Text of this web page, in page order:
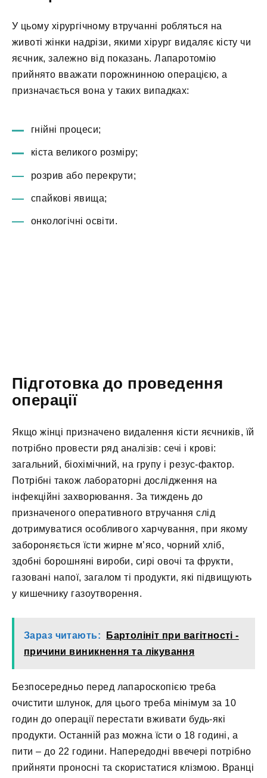
У цьому хірургічному втручанні робляться на
животі жінки надрізи, якими хірург видаляє кісту чи
яєчник, залежно від показань. Лапаротомію
прийнято вважати порожнинною операцією, а
призначається вона у таких випадках:
гнійні процеси;
кіста великого розміру;
розрив або перекрути;
спайкові явища;
онкологічні освіти.
Підготовка до проведення
операції
Якщо жінці призначено видалення кісти яєчників, їй
потрібно провести ряд аналізів: сечі і крові:
загальний, біохімічний, на групу і резус-фактор.
Потрібні також лабораторні дослідження на
інфекційні захворювання. За тиждень до
призначеного оперативного втручання слід
дотримуватися особливого харчування, при якому
забороняється їсти жирне м’ясо, чорний хліб,
здобні борошняні вироби, сирі овочі та фрукти,
газовані напої, загалом ті продукти, які підвищують
у кишечнику газоутворення.
Зараз читають:
Бартолініт при вагітності -
причини виникнення та лікування
Безпосередньо перед лапароскопією треба
очистити шлунок, для цього треба мінімум за 10
годин до операції перестати вживати будь-які
продукти. Останній раз можна їсти о 18 годині, а
пити – до 22 години. Напередодні ввечері потрібно
прийняти проносні та скористатися клізмою. Вранці